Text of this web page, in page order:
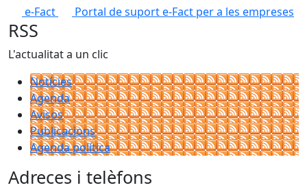
e-Fact Portal de suport e-Fact per a les empreses
RSS
L'actualitat a un clic
Notícies
Agenda
Avisos
Publicacions
Agenda política
Adreces i telèfons